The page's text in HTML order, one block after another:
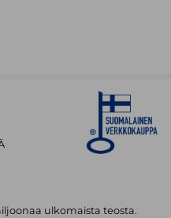
ulkomaista teosta.